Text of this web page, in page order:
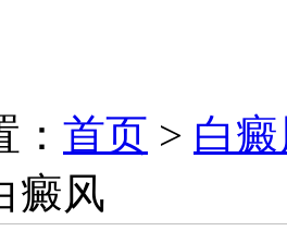
首页 > 白
癜风